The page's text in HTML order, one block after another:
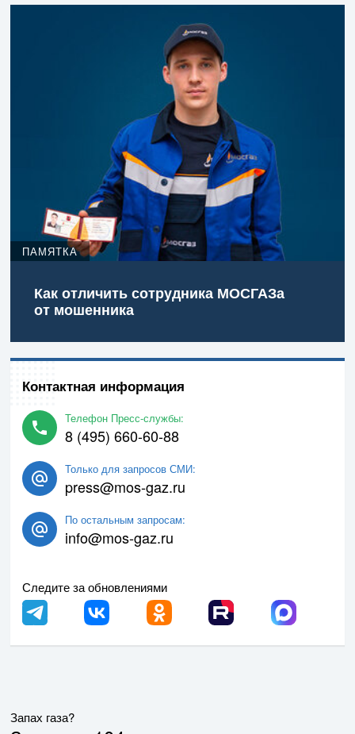
ПАМЯТКА
Как отличить сотрудника МОСГАЗа
от мошенника
Контактная информация
Телефон Пресс-службы:
8 (495) 660-60-88
Только для запросов СМИ:
press@mos-gaz.ru
По остальным запросам:
info@mos-gaz.ru
Следите за обновлениями
Запах газа?